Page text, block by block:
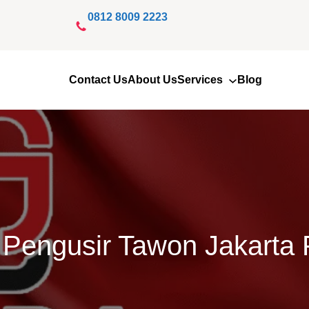
0812 8009 2223
Contact UsAbout UsServices Blog
Tawon Jakarta